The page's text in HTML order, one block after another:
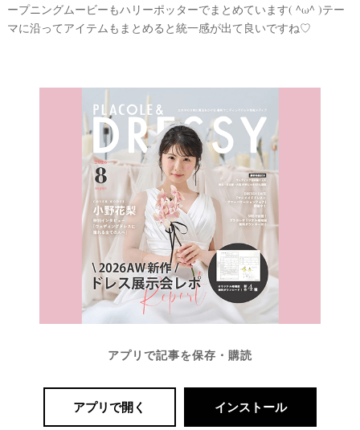
ープニングムービーもハリーポッターでまとめています( ^ω^ )テー
マに沿ってアイテムもまとめると統一感が出て良いですね♡
アプリで記事を保存・購読
アプリで開く インストール
フ
ォ
結
婚
の
段
取
り